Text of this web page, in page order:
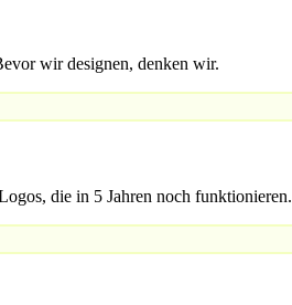
wir designen, denken wir.
die in 5 Jahren noch funktionieren.